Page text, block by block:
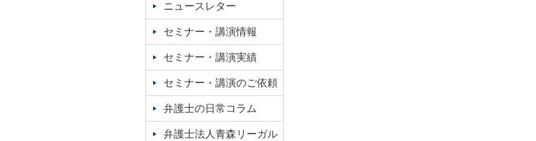
ニュースレター
セミナー・講演情報
セミナー・講演実績
セミナー・講演のご依頼
弁護士の日常コラム
弁護士法人青森リーガル